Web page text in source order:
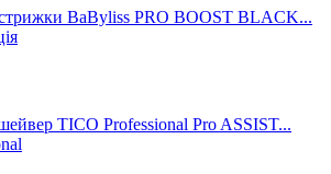
BaByliss PRO BOOST BLACK...
TICO Professional Pro ASSIST...